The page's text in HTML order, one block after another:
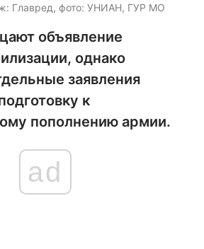
Главред, фото: УНИАН, ГУР МО
объявление
однако
заявления
к
пополнению армии.
ad